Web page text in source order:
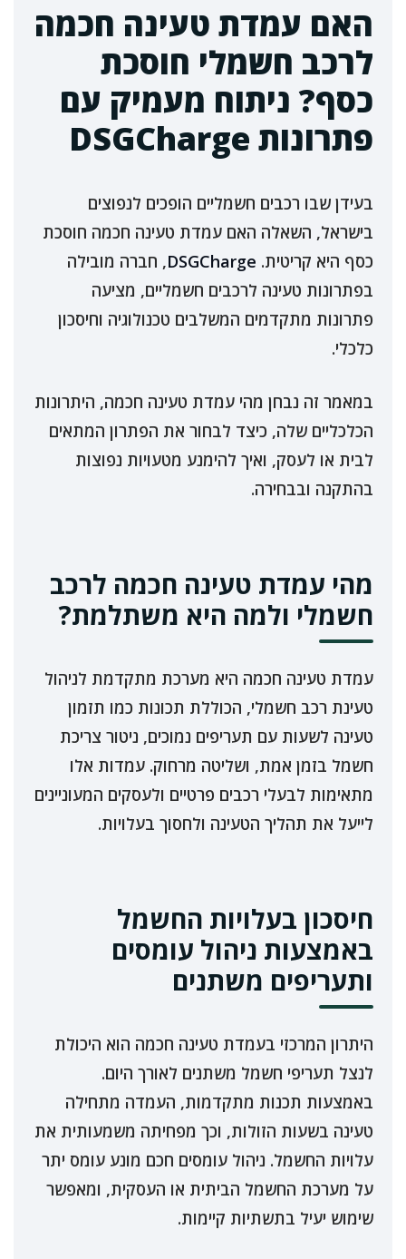
האם עמדת טעינה חכמה
לרכב חשמלי חוסכת
כסף? ניתוח מעמיק עם
פתרונות DSGCharge
בעידן שבו רכבים חשמליים הופכים לנפוצים
בישראל, השאלה האם עמדת טעינה חכמה חוסכת
כסף היא קריטית. DSGCharge, חברה מובילה
בפתרונות טעינה לרכבים חשמליים, מציעה
פתרונות מתקדמים המשלבים טכנולוגיה וחיסכון
כלכלי.
במאמר זה נבחן מהי עמדת טעינה חכמה, היתרונות
הכלכליים שלה, כיצד לבחור את הפתרון המתאים
לבית או לעסק, ואיך להימנע מטעויות נפוצות
בהתקנה ובבחירה.
מהי עמדת טעינה חכמה לרכב
חשמלי ולמה היא משתלמת?
עמדת טעינה חכמה היא מערכת מתקדמת לניהול
טעינת רכב חשמלי, הכוללת תכונות כמו תזמון
טעינה לשעות עם תעריפים נמוכים, ניטור צריכת
חשמל בזמן אמת, ושליטה מרחוק. עמדות אלו
מתאימות לבעלי רכבים פרטיים ולעסקים המעוניינים
לייעל את תהליך הטעינה ולחסוך בעלויות.
חיסכון בעלויות החשמל
באמצעות ניהול עומסים
ותעריפים משתנים
היתרון המרכזי בעמדת טעינה חכמה הוא היכולת
לנצל תעריפי חשמל משתנים לאורך היום.
באמצעות תכנות מתקדמות, העמדה מתחילה
טעינה בשעות הזולות, וכך מפחיתה משמעותית את
עלויות החשמל. ניהול עומסים חכם מונע עומס יתר
על מערכת החשמל הביתית או העסקית, ומאפשר
שימוש יעיל בתשתיות קיימות.